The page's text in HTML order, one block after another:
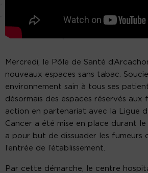
Mercredi, le Pôle de Santé
nouveaux espaces sans tabac.
environnement sain à tous ses
désormais des espaces réservés aux
action en partenariat avec la Ligue
Cancer a été mise en place durant
a pour but de dissuader les fumeurs
l’entrée de l’établissement.
Par cette démarche, le centre